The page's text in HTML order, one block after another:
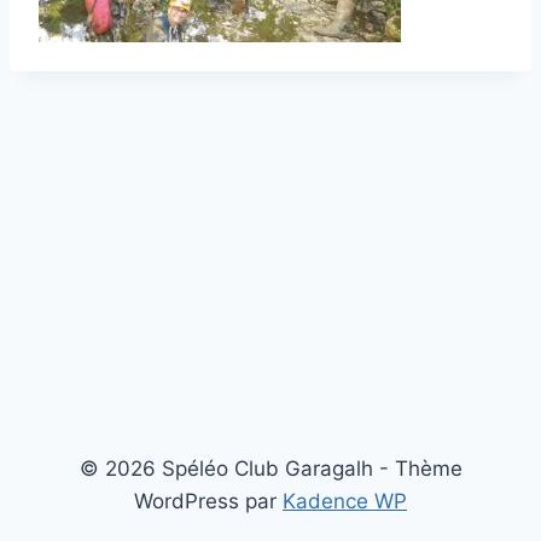
© 2026 Spéléo Club Garagalh - Thème
WordPress par Kadence WP